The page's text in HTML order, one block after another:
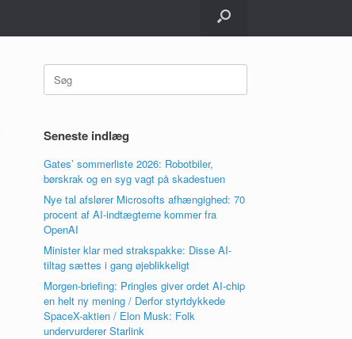
Søg
efter:
Seneste indlæg
Gates’ sommerliste 2026: Robotbiler,
børskrak og en syg vagt på skadestuen
Nye tal afslører Microsofts afhængighed: 70
procent af AI-indtægterne kommer fra
OpenAI
Minister klar med strakspakke: Disse AI-
tiltag sættes i gang øjeblikkeligt
Morgen-briefing: Pringles giver ordet AI-chip
en helt ny mening / Derfor styrtdykkede
SpaceX-aktien / Elon Musk: Folk
undervurderer Starlink